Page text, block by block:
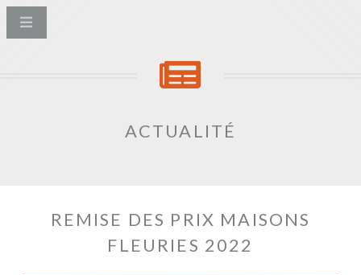
ACTUALITÉ
REMISE DES PRIX MAISONS
FLEURIES 2022